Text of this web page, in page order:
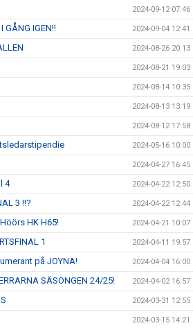
2024-09-12 07:46
GÅNG IGEN!! 2024-09-04 12:41
2024-08-26 20:13
2024-08-21 19:03
2024-08-14 10:35
2024-08-13 13:19
2024-08-12 17:58
2024-05-16 10:00
2024-04-27 16:45
4 2024-04-22 12:50
3 !!? 2024-04-22 12:44
HK H65! 2024-04-21 10:07
1 2024-04-11 19:57
på JOYNA! 2024-04-04 16:00
SÄSONGEN 24/25! 2024-04-02 16:57
2024-03-31 12:55
2024-03-15 14:21